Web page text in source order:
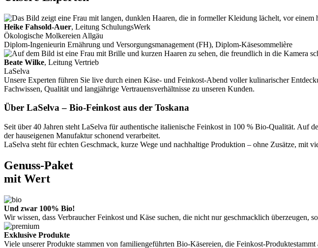
Heike Fahsold-Auer, Leitung SchulungsWerk
Ökologische Molkereien Allgäu
Diplom-Ingenieurin Ernährung und Versorgungsmanagement (FH), Diplom-Käsesommelière
Beate Wilke, Leitung Vertrieb
LaSelva
Unsere Experten führen Sie live durch einen Käse- und Feinkost-Abend voller kulinarischer
Fachwissen, Qualität und langjährige Vertrauensverhältnisse zu unseren Kunden.
Über LaSelva – Bio-Feinkost aus der Toskana
Seit über 40 Jahren steht LaSelva für authentische italienische Feinkost in 100 % Bio-Qualität.
der hauseigenen Manufaktur schonend verarbeitet.
LaSelva steht für echten Geschmack, kurze Wege und nachhaltige Produktion – ohne Zusätze, mit
Genuss-Paket
mit Wert
Und zwar 100% Bio!
Wir wissen, dass Verbraucher Feinkost und Käse suchen, die nicht nur geschmacklich überzeugen,
Exklusive Produkte
Viele unserer Produkte stammen von familiengeführten Bio-Käsereien, die Feinkost-